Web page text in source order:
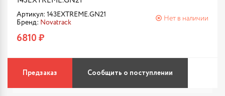
Артикул: 143EXTREME.GN21
Бренд: Novatrack
Нет в наличии
6810 ₽
Предзаказ Сообщить о поступлении